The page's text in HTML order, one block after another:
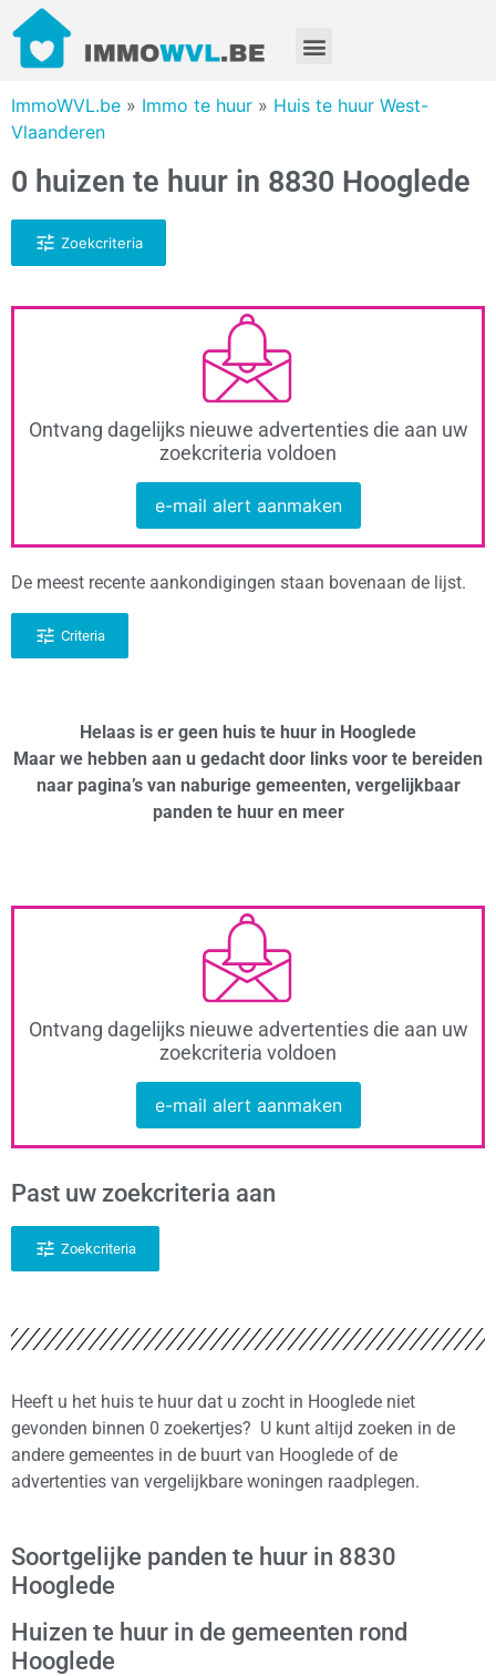
ImmoWVL.be » Immo te huur » Huis te huur West-
Vlaanderen
0 huizen te huur in 8830 Hooglede
Zoekcriteria
Ontvang dagelijks nieuwe advertenties die aan uw
zoekcriteria voldoen
e-mail alert aanmaken
De meest recente aankondigingen staan bovenaan de lijst.
Criteria
Helaas is er geen huis te huur in Hooglede
Maar we hebben aan u gedacht door links voor te bereiden
naar pagina’s van naburige gemeenten, vergelijkbaar
panden te huur en meer
Ontvang dagelijks nieuwe advertenties die aan uw
zoekcriteria voldoen
e-mail alert aanmaken
Past uw zoekcriteria aan
Zoekcriteria
Heeft u het huis te huur dat u zocht in Hooglede niet
gevonden binnen 0 zoekertjes? U kunt altijd zoeken in de
andere gemeentes in de buurt van Hooglede of de
advertenties van vergelijkbare woningen raadplegen.
Soortgelijke panden te huur in 8830
Hooglede
Huizen te huur in de gemeenten rond
Hooglede